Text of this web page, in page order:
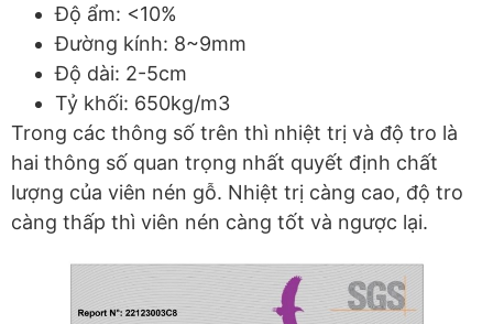
Độ ẩm: <10%
Đường kính: 8~9mm
Độ dài: 2-5cm
Tỷ khối: 650kg/m3
Trong các thông số trên thì nhiệt trị và độ tro là
hai thông số quan trọng nhất quyết định chất
lượng của viên nén gỗ. Nhiệt trị càng cao, độ tro
càng thấp thì viên nén càng tốt và ngược lại.